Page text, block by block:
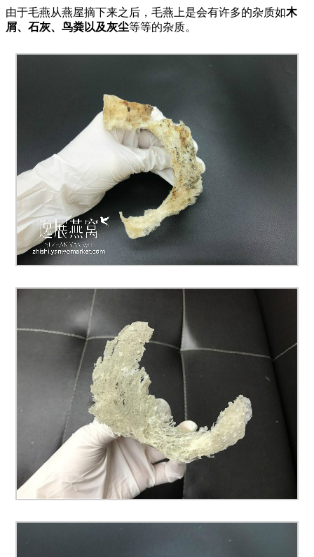
由于毛燕从燕屋摘下来之后，毛燕上是会有许多的杂质如木
屑、石灰、鸟粪以及灰尘等等的杂质。